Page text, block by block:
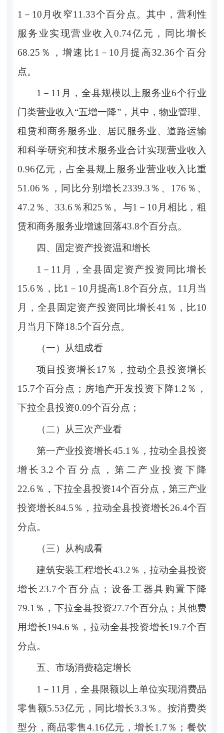
1－10月收窄11.33个百分点。其中，营利性
服务业实现营业收入0.74亿元，同比增长
68.25％，增速比1－10月提高32.36个百分
点。
1－11月，全县规模以上服务业6个行业
门类营业收入“五增一降”，其中，物业管理、
租赁和商务服务业、居民服务业、道路运输
和科学研究和技术服务业合计实现营业收入
0.96亿元，占全县规上服务业营业收入比重
51.06％，同比分别增长2339.3％、176％、
47.2％、33.6％和25％。与1－10月相比，租
赁和商务服务业增速回落43.8个百分点。
四、固定资产投资温和增长
1－11月，全县固定资产投资同比增长
15.6％，比1－10月提高1.8个百分点。11月当
月，全县固定资产投资同比增长41％，比10
月当月下降18.5个百分点。
（一）从组成看
项目投资增长17％，拉动全县投资增长
15.7个百分点；房地产开发投资下降1.2％，
下拉全县投资0.09个百分点；
（二）从三次产业看
第一产业投资增长45.1％，拉动全县投资
增长3.2个百分点，第二产业投资下降
22.6％，下拉全县投资14个百分点，第三产业
投资增长84.5％，拉动全县投资增长26.4个百
分点。
（三）从构成看
建筑安装工程增长43.2％，拉动全县投资
增长23.7个百分点 ； 设备工器具购置下降
79.1％，下拉全县投资27.7个百分点 ； 其他费
用增长194.6％，拉动全县投资增长19.7个百
分点。
五、市场消费稳定增长
1－11月，全县限额以上单位实现消费品
零售额5.53亿元，同比增长3.3％。按消费类
型分，商品零售4.16亿元，增长1.7％；餐饮